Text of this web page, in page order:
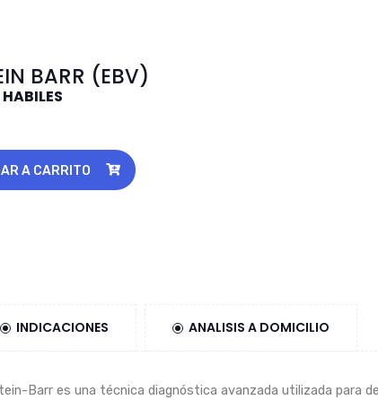
BARR (EBV)
AGREGAR A CARRITO
INDICACIONES ANALISIS A DOMICILIO
Barr es una técnica diagnóstica avanzada utilizada para